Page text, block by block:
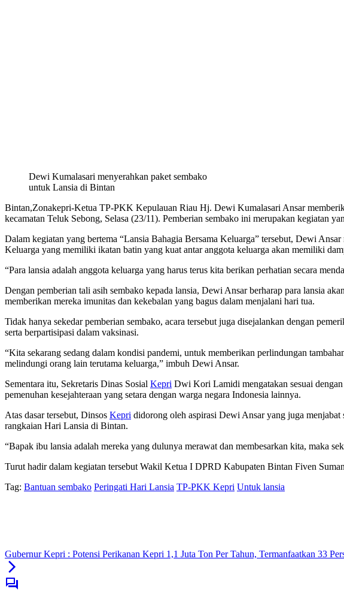
Dewi Kumalasari menyerahkan paket sembako
untuk Lansia di Bintan
Bintan,Zonakepri-Ketua TP-PKK Kepulauan Riau Hj. Dewi Kumalasari Ansar
kecamatan Teluk Sebong, Selasa (23/11). Pemberian sembako ini merupakan kegiatan
Dalam kegiatan yang bertema “Lansia Bahagia Bersama Keluarga” tersebut, Dewi
Keluarga yang memiliki ikatan batin yang kuat antar anggota keluarga akan memiliki
“Para lansia adalah anggota keluarga yang harus terus kita berikan perhatian secara
Dengan pemberian tali asih sembako kepada lansia, Dewi Ansar berharap para lansia
memberikan mereka imunitas dan kekebalan yang bagus dalam menjalani hari tua.
Tidak hanya sekedar pemberian sembako, acara tersebut juga disejalankan dengan
serta berpartisipasi dalam vaksinasi.
“Kita sekarang sedang dalam kondisi pandemi, untuk memberikan perlindungan
melindungi orang lain terutama keluarga,” imbuh Dewi Ansar.
Sementara itu, Sekretaris Dinas Sosial Kepri Dwi Kori Lamidi mengatakan sesuai
pemenuhan kesejahteraan yang setara dengan warga negara Indonesia lainnya.
Atas dasar tersebut, Dinsos Kepri didorong oleh aspirasi Dewi Ansar yang juga
rangkaian Hari Lansia di Bintan.
“Bapak ibu lansia adalah mereka yang dulunya merawat dan membesarkan kita, maka
Turut hadir dalam kegiatan tersebut Wakil Ketua I DPRD Kabupaten Bintan Fiven
Tag: Bantuan sembako Peringati Hari Lansia TP-PKK Kepri Untuk lansia
Gubernur Kepri : Potensi Perikanan Kepri 1,1 Juta Ton Per Tahun, Termanfaatkan 33